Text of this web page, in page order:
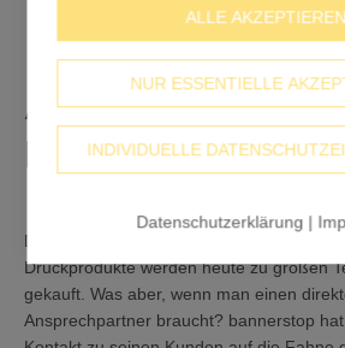
ALLE AKZEPTIEREN
INDIVIDUELLE
NUR ESSENTIELLE
Datenschutzerklärung |
Ansprechpartner
Drucker vor Ort
Die Welt hat sich verändert, heute kauft
Druckprodukte werden heute zu großen
gekauft. Was aber, wenn man einen
Ansprechpartner braucht? bannerstop